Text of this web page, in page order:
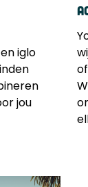
iglo
jou